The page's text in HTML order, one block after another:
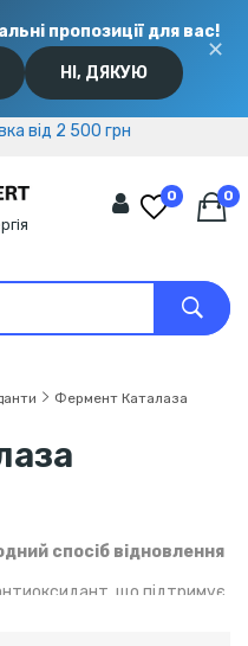
пропозиції для вас!
НІ, ДЯКУЮ
✕
від 2 500 грн
від 2 500 грн
0 0
Фермент Каталаза
спосіб відновлення
що підтримує
оксидативного стресу та